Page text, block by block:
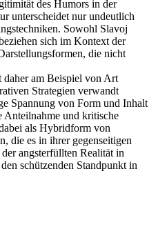
des Humors in der
unterscheidet nur undeutlich
Sowohl Slavoj
sich im Kontext der
die nicht
am Beispiel von Art
Strategien verwandt
Spannung von Form und Inhalt
Anteilnahme und kritische
als Hybridform von
die es in ihrer gegenseitigen
angsterfüllten Realität in
schützenden Standpunkt in